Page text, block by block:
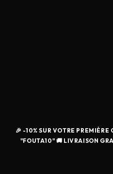
🎉 -10% SUR VOTRE
"FOUTA10" 🚚 LIVRAISON